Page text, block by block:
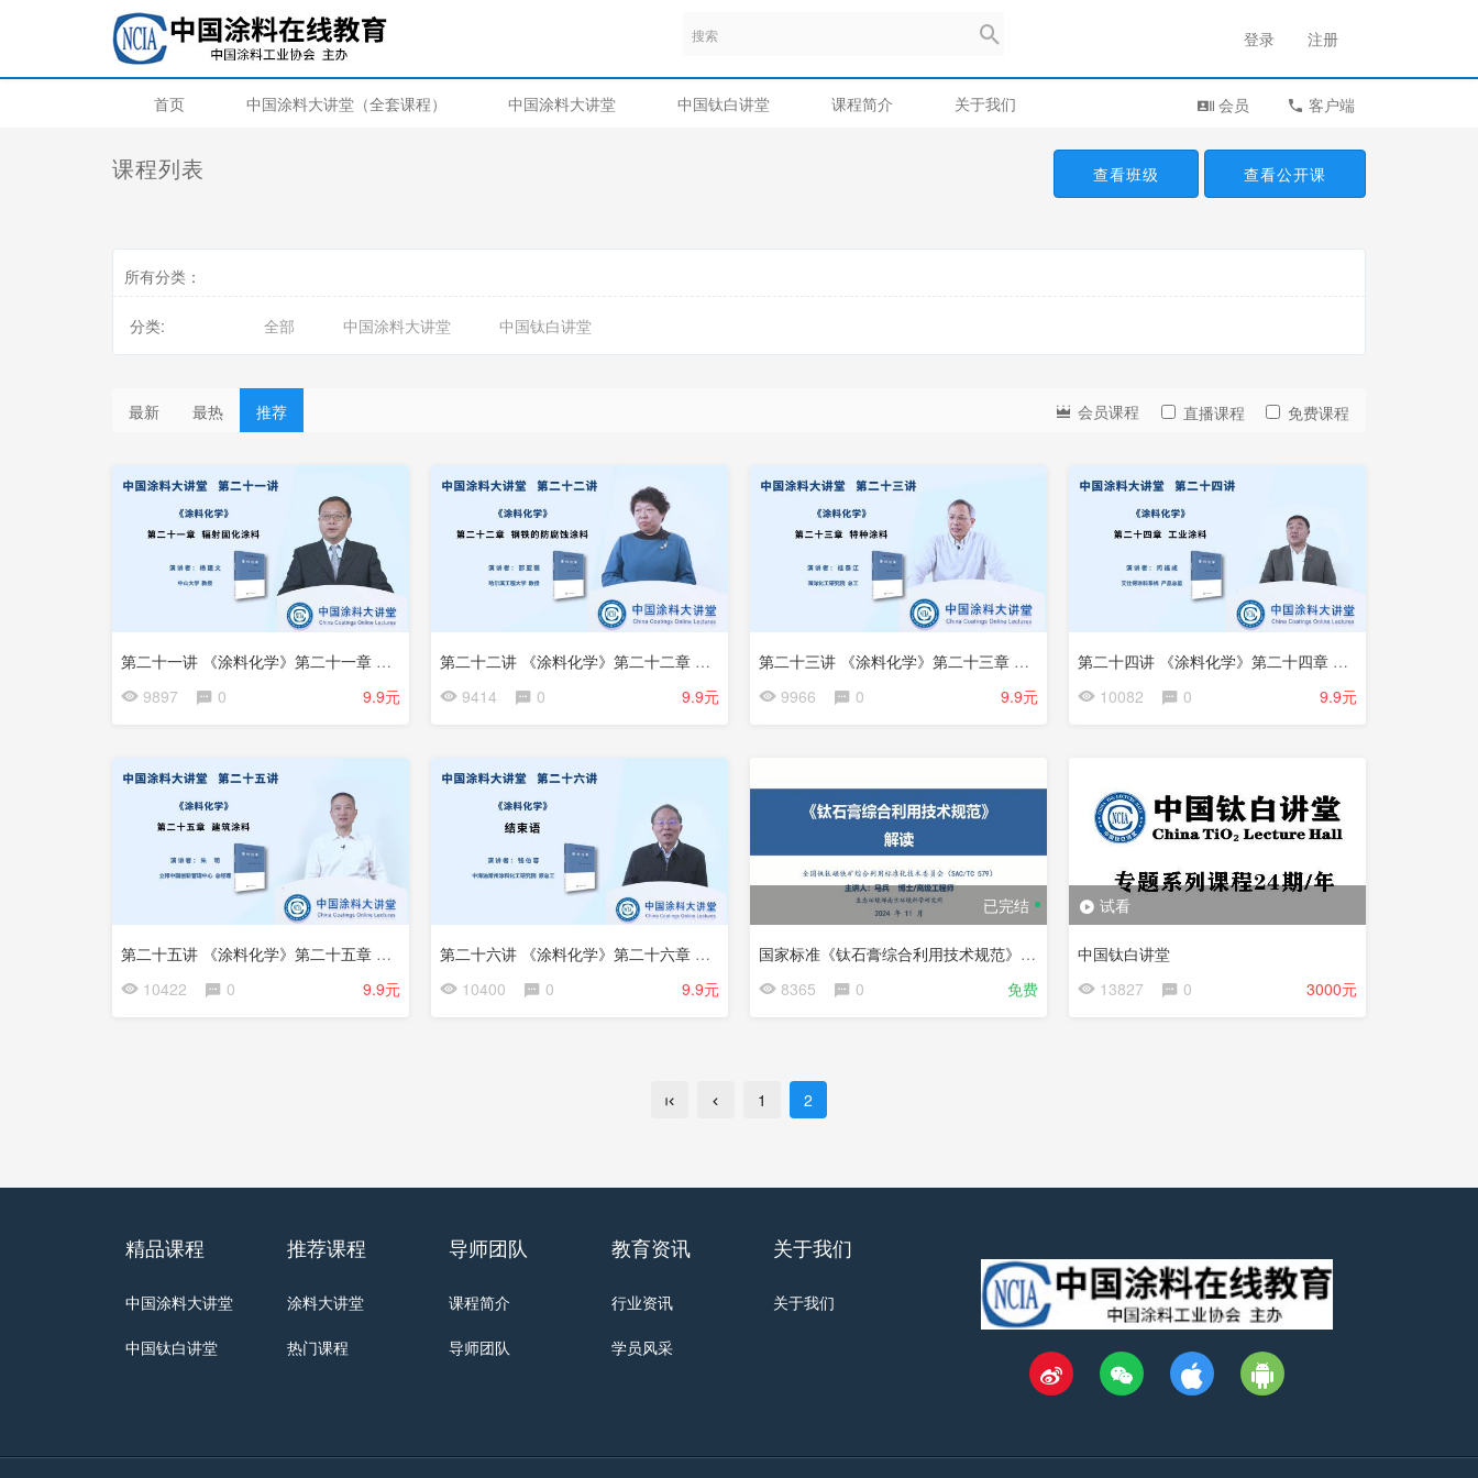
登录 注册
首页 中国涂料大讲堂（全套课程） 中国涂料大讲堂 中国钛白讲堂 课程简介 关于我们 会员 客户端
课程列表 查看班级 查看公开课
所有分类：
分类: 全部 中国涂料大讲堂 中国钛白讲堂
最新 最热 推荐 会员课程 直播课程 免费课程
第二十一讲 《涂料化学》第二十一章 辐射固化涂料
9897
0 9.9元
第二十二讲 《涂料化学》第二十二章 钢铁的防腐蚀涂料
9414
0 9.9元
第二十三讲 《涂料化学》第二十三章 特种涂料
9966
0 9.9元
第二十四讲 《涂料化学》第二十四章 工业涂料
10082
0 9.9元
第二十五讲 《涂料化学》第二十五章 建筑涂料
10422
0 9.9元
第二十六讲 《涂料化学》第二十六章 结束语《涂料化学》的几个重要概念和案例
10400
0 9.9元
已完结
国家标准《钛石膏综合利用技术规范》解读
8365
0 免费
试看
中国钛白讲堂
13827
0 3000元
1 2
精品课程
中国涂料大讲堂
中国钛白讲堂
推荐课程
涂料大讲堂
热门课程
导师团队
课程简介
导师团队
教育资讯
行业资讯
学员风采
关于我们
关于我们